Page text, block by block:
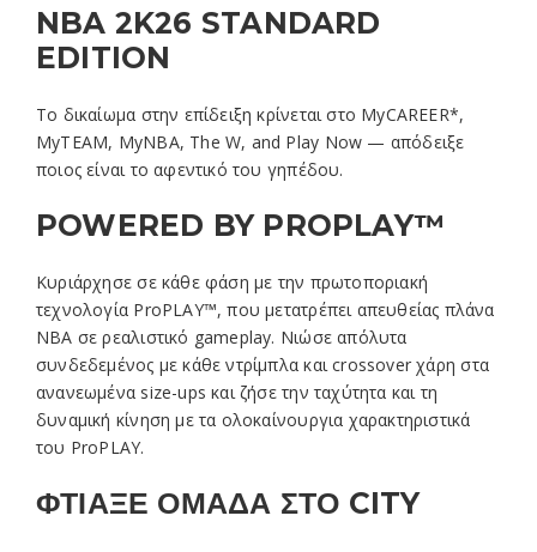
NBA 2K26 STANDARD
EDITION
Το δικαίωμα στην επίδειξη κρίνεται στο MyCAREER*,
MyTEAM, MyNBA, The W, and Play Now — απόδειξε
ποιος είναι το αφεντικό του γηπέδου.
POWERED BY PROPLAY™
Κυριάρχησε σε κάθε φάση με την πρωτοποριακή
τεχνολογία ProPLAY™, που μετατρέπει απευθείας πλάνα
NBA σε ρεαλιστικό gameplay. Νιώσε απόλυτα
συνδεδεμένος με κάθε ντρίμπλα και crossover χάρη στα
ανανεωμένα size-ups και ζήσε την ταχύτητα και τη
δυναμική κίνηση με τα ολοκαίνουργια χαρακτηριστικά
του ProPLAY.
ΦΤΙΑΞΕ ΟΜΑΔΑ ΣΤΟ CITY